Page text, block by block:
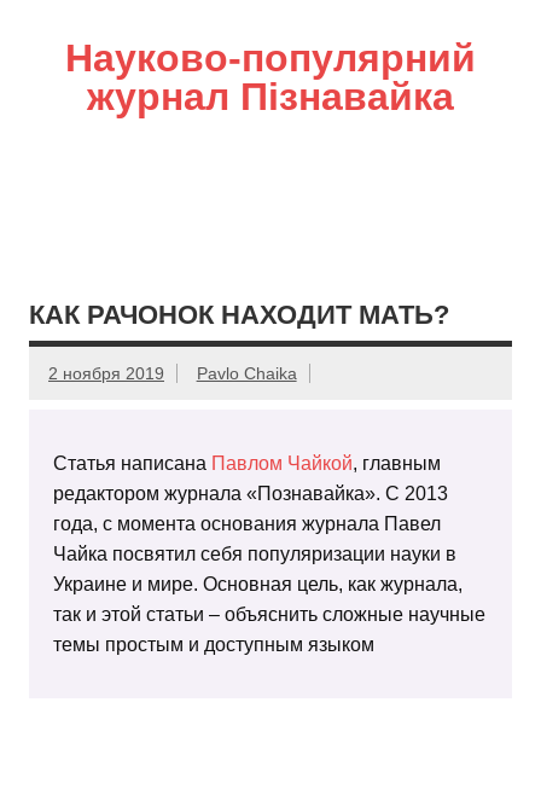
Науково-популярний
журнал Пізнавайка
КАК РАЧОНОК НАХОДИТ МАТЬ?
2 ноября 2019 Pavlo Chaika
Статья написана Павлом Чайкой, главным
редактором журнала «Познавайка». С 2013
года, с момента основания журнала Павел
Чайка посвятил себя популяризации науки в
Украине и мире. Основная цель, как журнала,
так и этой статьи – объяснить сложные научные
темы простым и доступным языком